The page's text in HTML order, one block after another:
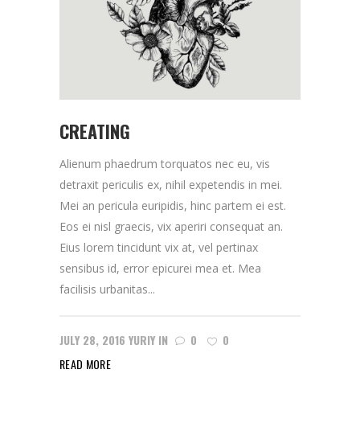
CREATING
Alienum phaedrum torquatos nec eu, vis
detraxit periculis ex, nihil expetendis in mei.
Mei an pericula euripidis, hinc partem ei est.
Eos ei nisl graecis, vix aperiri consequat an.
Eius lorem tincidunt vix at, vel pertinax
sensibus id, error epicurei mea et. Mea
facilisis urbanitas...
JULY 28, 2016 YURIY IN 0
0
READ MORE